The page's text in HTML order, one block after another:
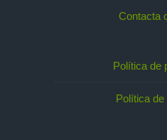
Contacta
Política de
Política